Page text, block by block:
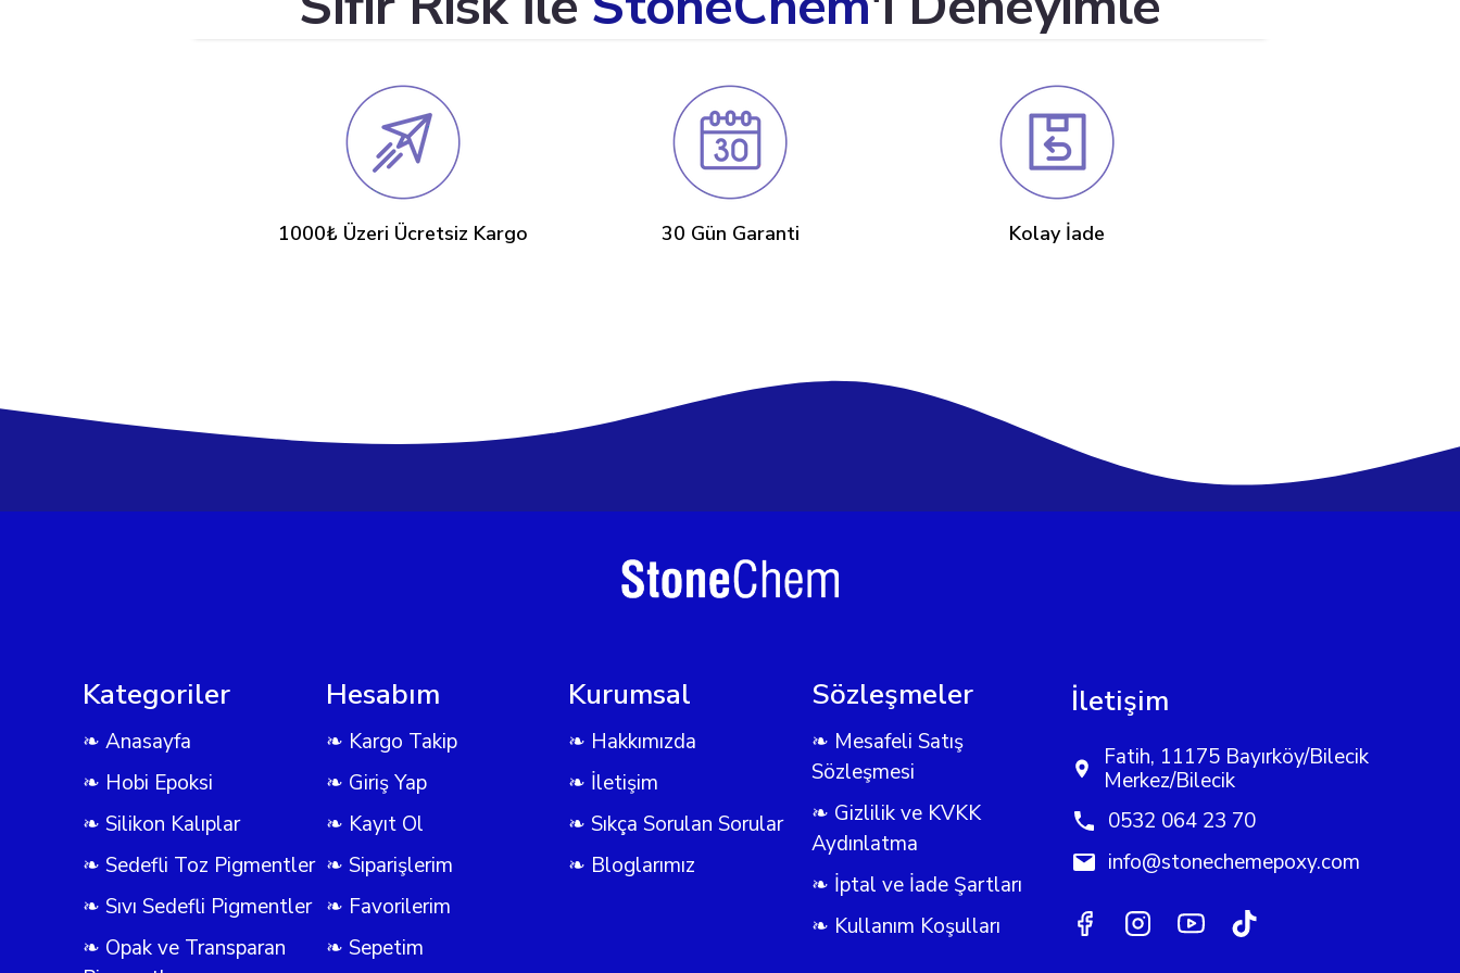
1000₺ Üzeri Ücretsiz Kargo 30 Gün Garanti Kolay İade
Kategoriler
❧ Anasayfa
❧ Hobi Epoksi
❧ Silikon Kalıplar
❧ Sedefli Toz Pigmentler
❧ Sıvı Sedefli Pigmentler
❧ Opak ve Transparan
Hesabım
❧ Kargo Takip
❧ Giriş Yap
❧ Kayıt Ol
❧ Siparişlerim
❧ Favorilerim
❧ Sepetim
Kurumsal
❧ Hakkımızda
❧ İletişim
❧ Sıkça Sorulan Sorular
❧ Bloglarımız
Sözleşmeler
❧ Mesafeli Satış
Sözleşmesi
❧ Gizlilik ve KVKK
Aydınlatma
❧ İptal ve İade Şartları
❧ Kullanım Koşulları
İletişim
Fatih, 11175 Bayırköy/Bilecik
Merkez/Bilecik
0532 064 23 70
info@stonechemepoxy.com